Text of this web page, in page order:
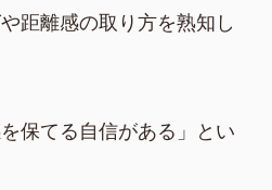
距離感の取り方を熟知し
保てる自信がある」とい